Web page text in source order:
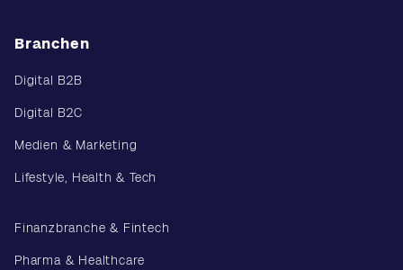
Branchen
Digital B2B
Digital B2C
Medien & Marketing
Lifestyle, Health & Tech
Finanzbranche & Fintech
Pharma & Healthcare